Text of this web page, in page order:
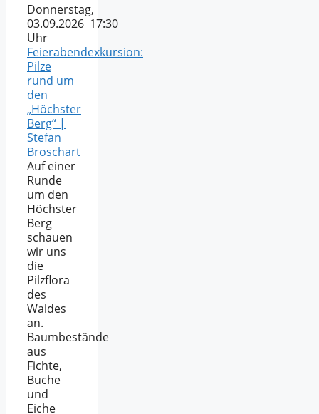
Donnerstag,
03.09.2026 17:30
Uhr
Feierabendexkursion:
Pilze
rund um
den
„Höchster
Berg“ |
Stefan
Broschart
Auf einer
Runde
um den
Höchster
Berg
schauen
wir uns
die
Pilzflora
des
Waldes
an.
Baumbestände
aus
Fichte,
Buche
und
Eiche